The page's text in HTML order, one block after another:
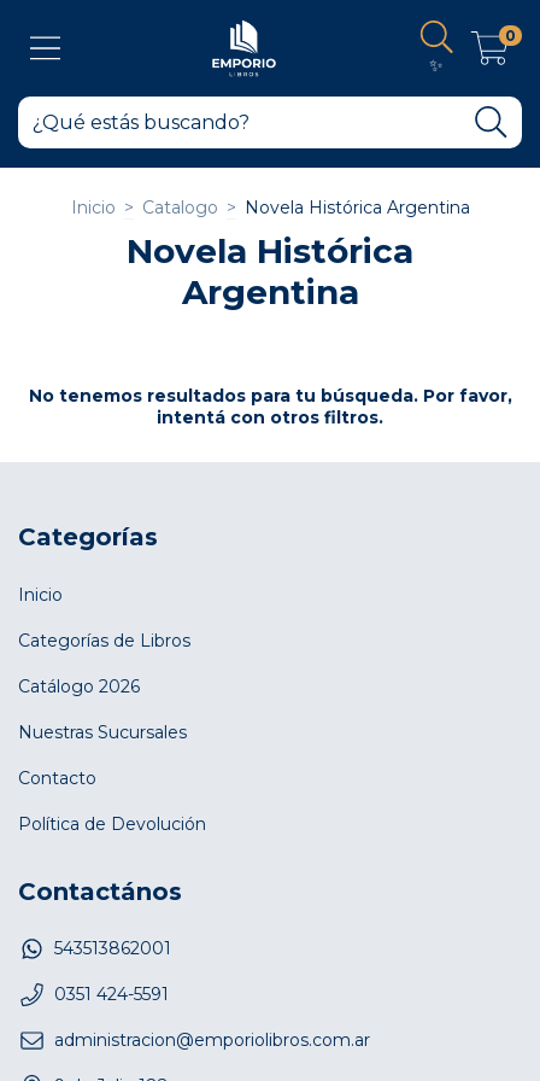
✨
0
Inicio > Catalogo > Novela Histórica Argentina
Novela Histórica
Argentina
No tenemos resultados para tu búsqueda. Por favor,
intentá con otros filtros.
Categorías
Inicio
Categorías de Libros
Catálogo 2026
Nuestras Sucursales
Contacto
Política de Devolución
Contactános
543513862001
0351 424-5591
administracion@emporiolibros.com.ar